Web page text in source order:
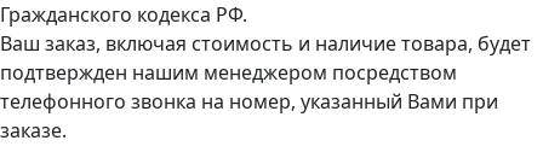
Гражданского кодекса РФ.
Ваш заказ, включая стоимость и наличие товара, будет
подтвержден нашим менеджером посредством
телефонного звонка на номер, указанный Вами при
заказе.